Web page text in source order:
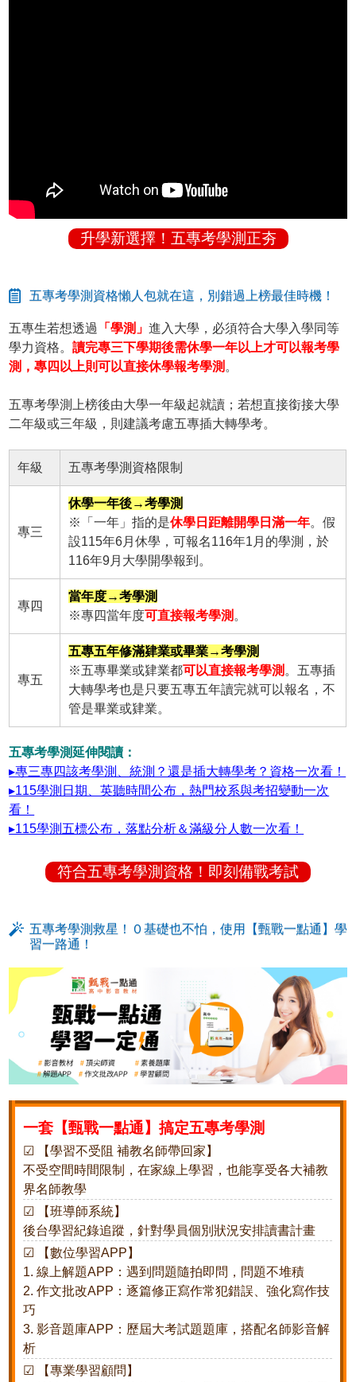
升學新選擇！五專考學測正夯
五專考學測資格懶人包就在這，別錯過上榜最佳時機！
五專生若想透過 「學測」進入大學，必須符合大學入學同等
學力資格。讀完專三下學期後需休學一年以上才可以報考學
測，專四以上則可以直接休學報考學測 。
五專考學測上榜後由大學一年級起就讀；若想直接銜接大學
二年級或三年級，則建議考慮五專插大轉學考。
年級 五專考學測資格限制
專三
休學一年後→考學測
※「一年」指的是休學日距離開學日滿一年。假
設115年6月休學，可報名116年1月的學測，於
116年9月大學開學報到。
專四
當年度→考學測
※專四當年度可直接報考學測 。
專五
五專五年修滿肄業或畢業→考學測
※五專畢業或肄業都可以直接報考學測 。五專插
大轉學考也是只要五專五年讀完就可以報名，不
管是畢業或肄業。
五專考學測延伸閱讀：
▸專三專四該考學測、統測？還是插大轉學考？資格一次看！
▸115學測日期、英聽時間公布，熱門校系與考招變動一次
看！
▸115學測五標公布，落點分析＆滿級分人數一次看！
符合五專考學測資格！即刻備戰考試
五專考學測救星！０基礎也不怕，使用【甄戰一點通】學
習一路通！
一套【甄戰一點通】搞定五專考學測
☑ 【學習不受阻 補教名師帶回家】
不受空間時間限制，在家線上學習，也能享受各大補教
界名師教學
☑ 【班導師系統】
後台學習紀錄追蹤，針對學員個別狀況安排讀書計畫
☑ 【數位學習APP】
1. 線上解題APP：遇到問題隨拍即問，問題不堆積
2. 作文批改APP：逐篇修正寫作常犯錯誤、強化寫作技
巧
3. 影音題庫APP：歷屆大考試題題庫，搭配名師影音解
析
☑ 【專業學習顧問】